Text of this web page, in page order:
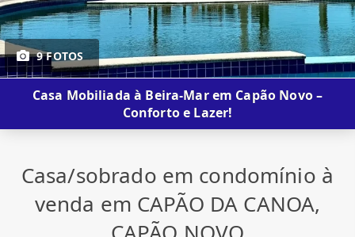
9 FOTOS
Casa Mobiliada à Beira-Mar em Capão Novo –
Conforto e Lazer!
Casa/sobrado em condomínio à
venda em CAPÃO DA CANOA,